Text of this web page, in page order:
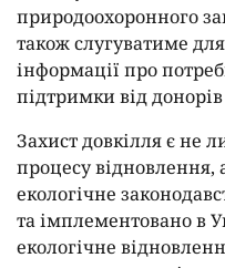
природоохоронного
також слугуватиме
інформації про
підтримки від
Захист довкілля є не
процесу відновлення,
екологічне
та імплементовано в
екологічне